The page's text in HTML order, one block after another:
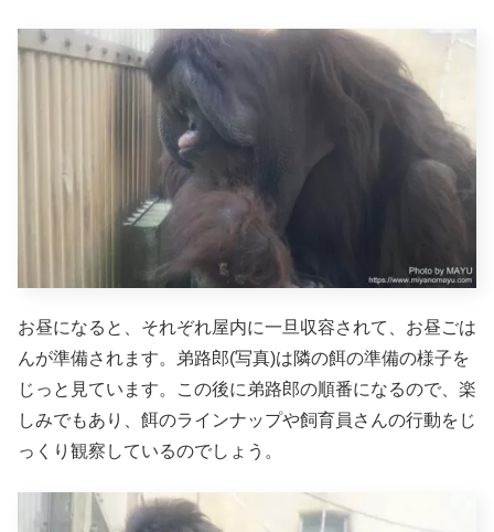
お昼になると、それぞれ屋内に一旦収容されて、お昼ごは
んが準備されます。弟路郎(写真)は隣の餌の準備の様子を
じっと見ています。この後に弟路郎の順番になるので、楽
しみでもあり、餌のラインナップや飼育員さんの行動をじ
っくり観察しているのでしょう。